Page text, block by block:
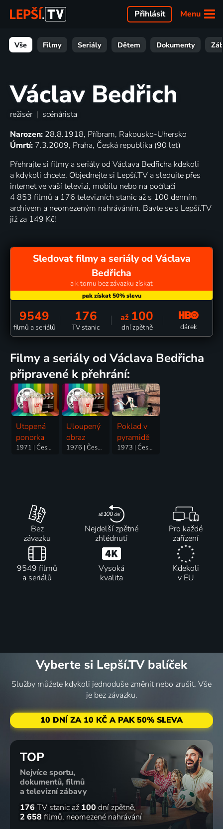
Menu
Přihlásit
Vše Filmy Seriály Dětem Dokumenty
Václav Bedřich
režisér | scénárista
Narozen: 28.8.1918, Příbram, Rakousko-Uhersko
Úmrtí: 7.3.2009, Praha, Česká republika (90 let)
Přehrajte si filmy a seriály od Václava Bedřicha kdekoli
a kdykoli chcete. Objednejte si Lepší.TV a sledujte přes
internet ve vaší televizi, mobilu nebo na počítači
4 853 filmů a 176 televizních stanic až s 100 denním
archivem a neomezeným nahráváním. Bavte se s Lepší.TV
již za 149 Kč!
Sledovat filmy a seriály od Václava
Bedřicha
a k tomu bez závazku získat
9549
filmů a seriálů
176
TV stanic
až 100
dní zpětně dárek
filmy a seriály od Václava Bedřicha
připravené k přehrání:
Utopená
ponorka
1971 | Československo | Animovaný
Uloupený
obraz
1976 | Československo | Animovaný
Poklad v
pyramidě
1973 | Československo | Komedie, Animovaný
Bez
závazku
Nejdelší zpětné
zhlédnutí
Pro každé
zařízení
9549 filmů
a seriálů
Vysoká
kvalita
Kdekoli
v EU
Vyberte si Lepší.TV balíček
Služby můžete kdykoli jednoduše změnit nebo zrušit. Vše
je bez závazku.
10 DNÍ ZA 10 KČ A PAK 50% SLEVA
TOP
Nejvíce sportu,
dokumentů, filmů
a televizní zábavy
176 TV stanic až 100 dní zpětně
2 658 filmů neomezené nahrávání